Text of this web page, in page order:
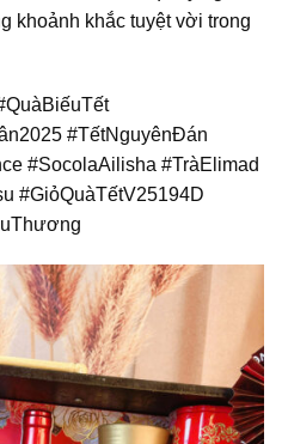
khoảnh khắc tuyệt vời trong
#TếtNguyênĐán
#SocolaAilisha #TràElimad
#GiỏQuàTếtV25194D